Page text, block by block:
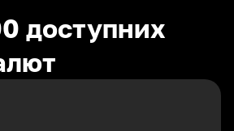
доступних